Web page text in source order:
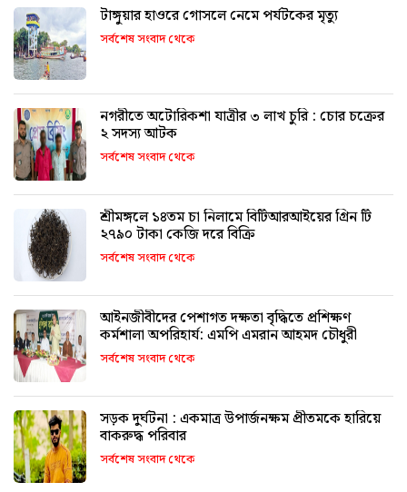
টাঙ্গুয়ার হাওরে গোসলে নেমে পর্যটকের মৃত্যু
সর্বশেষ সংবাদ থেকে
নগরীতে অটোরিকশা যাত্রীর ৩ লাখ চুরি : চোর চক্রের
২ সদস্য আটক
সর্বশেষ সংবাদ থেকে
শ্রীমঙ্গলে ১৪তম চা নিলামে বিটিআরআইয়ের গ্রিন টি
২৭৯০ টাকা কেজি দরে বিক্রি
সর্বশেষ সংবাদ থেকে
আইনজীবীদের পেশাগত দক্ষতা বৃদ্ধিতে প্রশিক্ষণ
কর্মশালা অপরিহার্য: এমপি এমরান আহমদ চৌধুরী
সর্বশেষ সংবাদ থেকে
সড়ক দুর্ঘটনা : একমাত্র উপার্জনক্ষম প্রীতমকে হারিয়ে
বাকরুদ্ধ পরিবার
সর্বশেষ সংবাদ থেকে